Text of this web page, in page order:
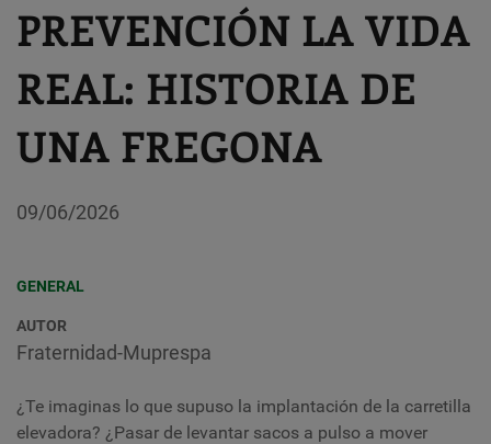
PREVENCIÓN LA VIDA
REAL: HISTORIA DE
UNA FREGONA
09/06/2026
GENERAL
AUTOR
Fraternidad-Muprespa
¿Te imaginas lo que supuso la implantación de la carretilla
elevadora? ¿Pasar de levantar sacos a pulso a mover